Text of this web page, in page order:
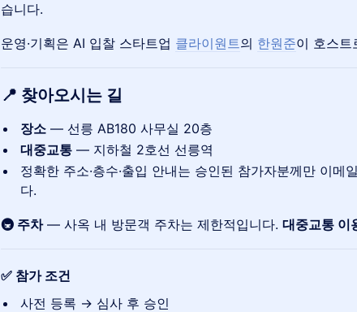
습니다.
운영·기획은 AI 입찰 스타트업 클라이원트의 한원준이 호스트
📍 찾아오시는 길
장소 — 선릉 AB180 사무실 20층
대중교통 — 지하철 2호선 선릉역
정확한 주소·층수·출입 안내는 승인된 참가자분께만 이메
다.
🚇 주차— 사옥 내 방문객 주차는 제한적입니다. 대중교통 이
✅ 참가 조건
사전 등록 → 심사 후 승인